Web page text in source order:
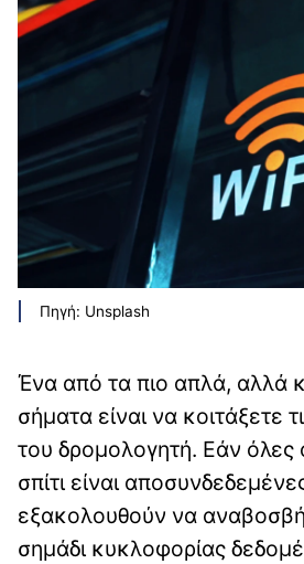
Πηγή: Unsplash
Ένα από τα πιο απλά, αλλά
σήματα είναι να κοιτάξετε
του δρομολογητή. Εάν όλες
σπίτι είναι
εξακολουθούν να
σημάδι κυκλοφορίας